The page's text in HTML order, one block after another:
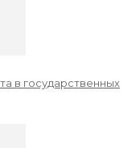
в государственных